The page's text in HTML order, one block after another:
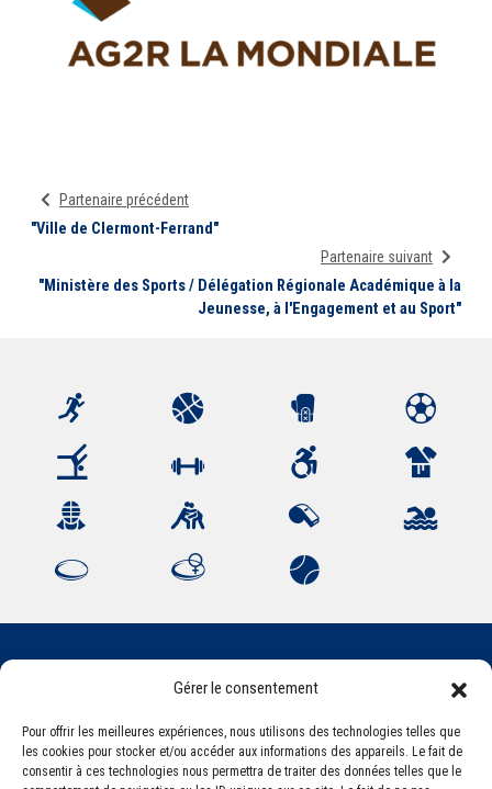
Gérer le consentement
Pour offrir les meilleures expériences, nous utilisons des technologies telles que
les cookies pour stocker et/ou accéder aux informations des appareils. Le fait de
consentir à ces technologies nous permettra de traiter des données telles que le
Partenaire précédent
"Ville de Clermont-Ferrand"
Partenaire suivant
"Ministère des Sports / Délégation Régionale Académique à la
Jeunesse, à l'Engagement et au Sport"
84, boulevard Léon Jouhaux
CS 80221 - 63021 Clermont-Ferrand Cedex 2